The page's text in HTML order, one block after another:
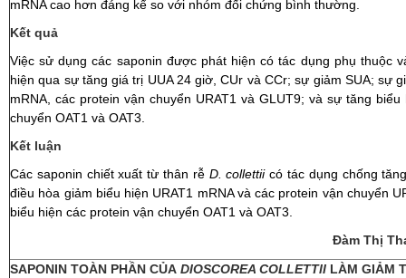
mRNA cao hơn đáng kể so với nhóm đối chứng bình thường.
Kết quả
Việc sử dụng các saponin được phát hiện có tác dụng phụ thuộc
hiện qua sự tăng giá trị UUA 24 giờ, CUr và CCr; sự giảm SUA; sự
mRNA, các protein vận chuyển URAT1 và GLUT9; và sự tăng
chuyển OAT1 và OAT3.
Kết luận
Các saponin chiết xuất từ thân rễ D. collettiicó tác dụng chống
điều hòa giảm biểu hiện URAT1 mRNA và các protein vận chuyển
biểu hiện các protein vận chuyển OAT1 và OAT3.
Đàm Thị
SAPONIN TOÀN PHẦN CỦA DIOSCOREA COLLETTII LÀM GIẢM